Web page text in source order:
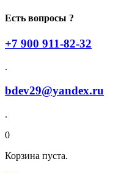
Есть вопросы ?
+7 900 911-82-32
.
bdev29@yandex.ru
.
0
Корзина пуста.